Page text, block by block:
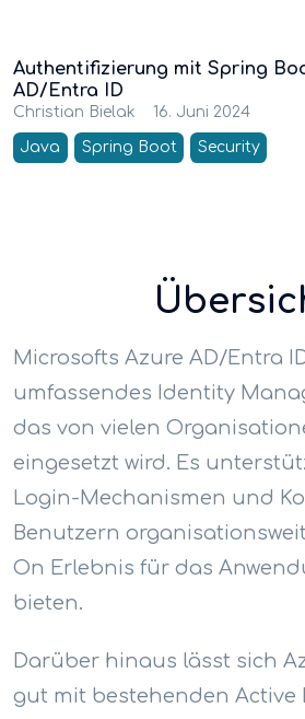
Authentifizierung mit Spring
AD/Entra ID
Christian Bielak 16. Juni 2024
Java Spring Boot Security
Microsofts Azure AD/Entra
umfassendes Identity
das von vielen
eingesetzt wird. Es
Login-Mechanismen und
Benutzern
On Erlebnis für das
bieten.
Darüber hinaus lässt sich
gut mit bestehenden Active